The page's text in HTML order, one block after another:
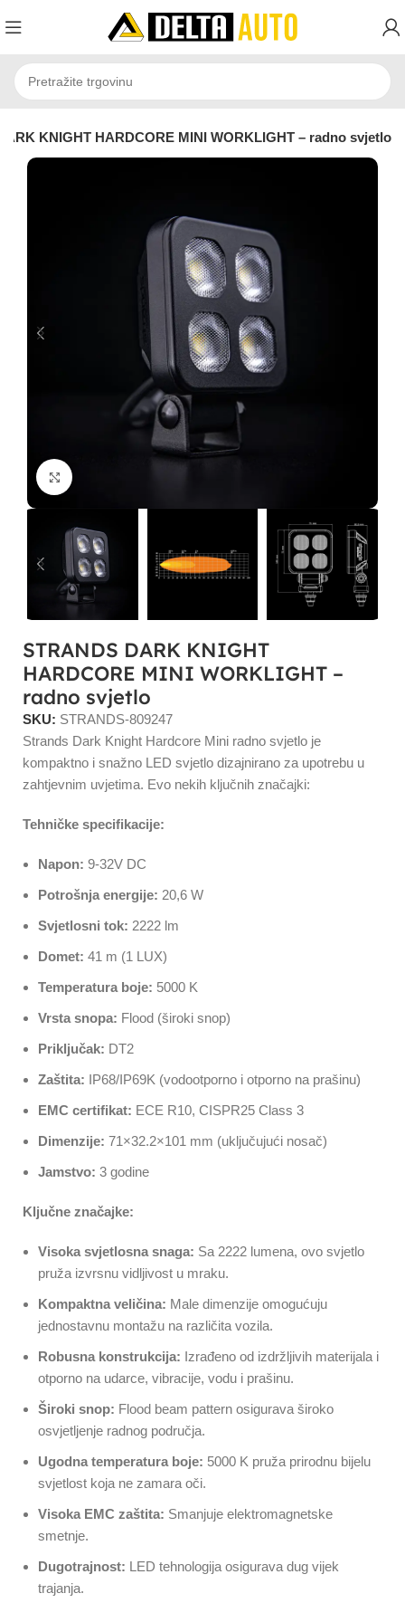
KNIGHT HARDCORE MINI WORKLIGHT – radno svjetlo
STRANDS DARK KNIGHT
HARDCORE MINI WORKLIGHT –
radno svjetlo
SKU: STRANDS-809247
Strands Dark Knight Hardcore Mini radno svjetlo je
kompaktno i snažno LED svjetlo dizajnirano za upotrebu u
zahtjevnim uvjetima. Evo nekih ključnih značajki:
Tehničke specifikacije:
Napon: 9-32V DC
Potrošnja energije: 20,6 W
Svjetlosni tok: 2222 lm
Domet: 41 m (1 LUX)
Temperatura boje: 5000 K
Vrsta snopa: Flood (široki snop)
Priključak: DT2
Zaštita: IP68/IP69K (vodootporno i otporno na prašinu)
EMC certifikat: ECE R10, CISPR25 Class 3
Dimenzije: 71×32.2×101 mm (uključujući nosač)
Jamstvo: 3 godine
Ključne značajke:
Visoka svjetlosna snaga: Sa 2222 lumena, ovo svjetlo
pruža izvrsnu vidljivost u mraku.
Kompaktna veličina: Male dimenzije omogućuju
jednostavnu montažu na različita vozila.
Robusna konstrukcija: Izrađeno od izdržljivih materijala i
otporno na udarce, vibracije, vodu i prašinu.
Široki snop: Flood beam pattern osigurava široko
osvjetljenje radnog područja.
Ugodna temperatura boje: 5000 K pruža prirodnu bijelu
svjetlost koja ne zamara oči.
Visoka EMC zaštita: Smanjuje elektromagnetske
smetnje.
Dugotrajnost: LED tehnologija osigurava dug vijek
trajanja.